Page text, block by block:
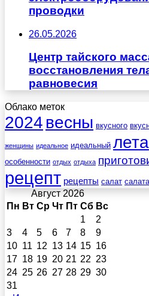
проводки
26.05.2026
Центр тайского
восстановления
равновесия
Облако меток
2024 весны вкусного
женщины идеальное идеальный лета
особенности отдых отдыха
рецепт рецепты салат салата
Август 2026
Пн Вт Ср Чт Пт Сб Вс
1
2
3
4 5 6 7 8
9
10 11 12 13 14 15 16
17 18 19 20 21 22 23
24 25 26 27 28 29 30
31